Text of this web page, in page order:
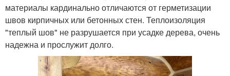
материалы кардинально отличаются от герметизации
швов кирпичных или бетонных стен. Теплоизоляция
"теплый шов" не разрушается при усадке дерева, очень
надежна и прослужит долго.